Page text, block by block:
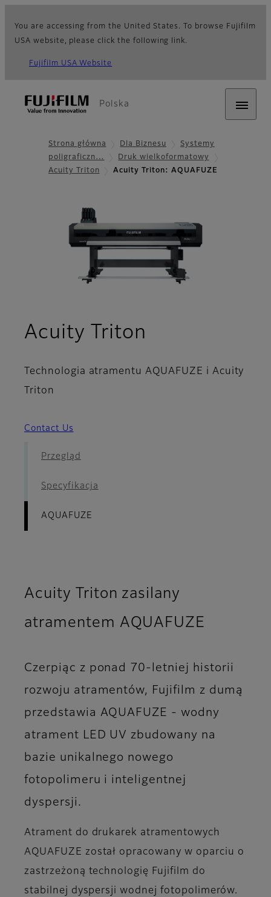
You are accessing from the United States. To browse Fujifilm
USA website, please click the following link.
Fujifilm USA Website
Polska
Strona główna Dla Biznesu
Systemy
poligraficzn…
Druk wielkoformatowy
Acuity Triton
Acuity Triton: AQUAFUZE
Acuity Triton
Technologia atramentu AQUAFUZE i Acuity
Triton
Contact Us
Przegląd
Specyfikacja
AQUAFUZE
Acuity Triton zasilany
atramentem AQUAFUZE
Czerpiąc z ponad 70-letniej historii
rozwoju atramentów, Fujifilm z dumą
przedstawia AQUAFUZE - wodny
atrament LED UV zbudowany na
bazie unikalnego nowego
fotopolimeru i inteligentnej
dyspersji.
Atrament do drukarek atramentowych
AQUAFUZE został opracowany w oparciu o
zastrzeżoną technologię Fujifilm do
stabilnej dyspersji wodnej fotopolimerów.